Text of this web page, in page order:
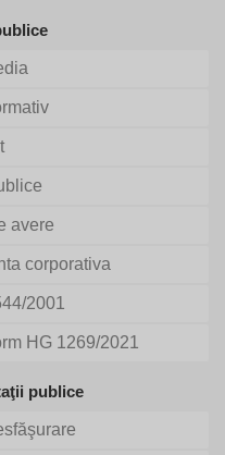
avere
corporativa
2001
HG 1269/2021
publice